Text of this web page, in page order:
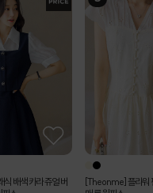
드 사각사각 썸머 쿨
테일러드 더블 자켓
(55-77) 로미아 완
펀칭 콩단추 캡소
[루이스엔젤] 클래식
시스루 리본 뒷트임
[Theonme] 레터링
쫀득 스판 세미
츠
스 브이라인 배색 캡
[Theonme] 버튼 딥
도트 시스루 뒷밴딩
[코디set특가]수플
식 배색 카라 쥬얼 버
[Theonme] 플라워